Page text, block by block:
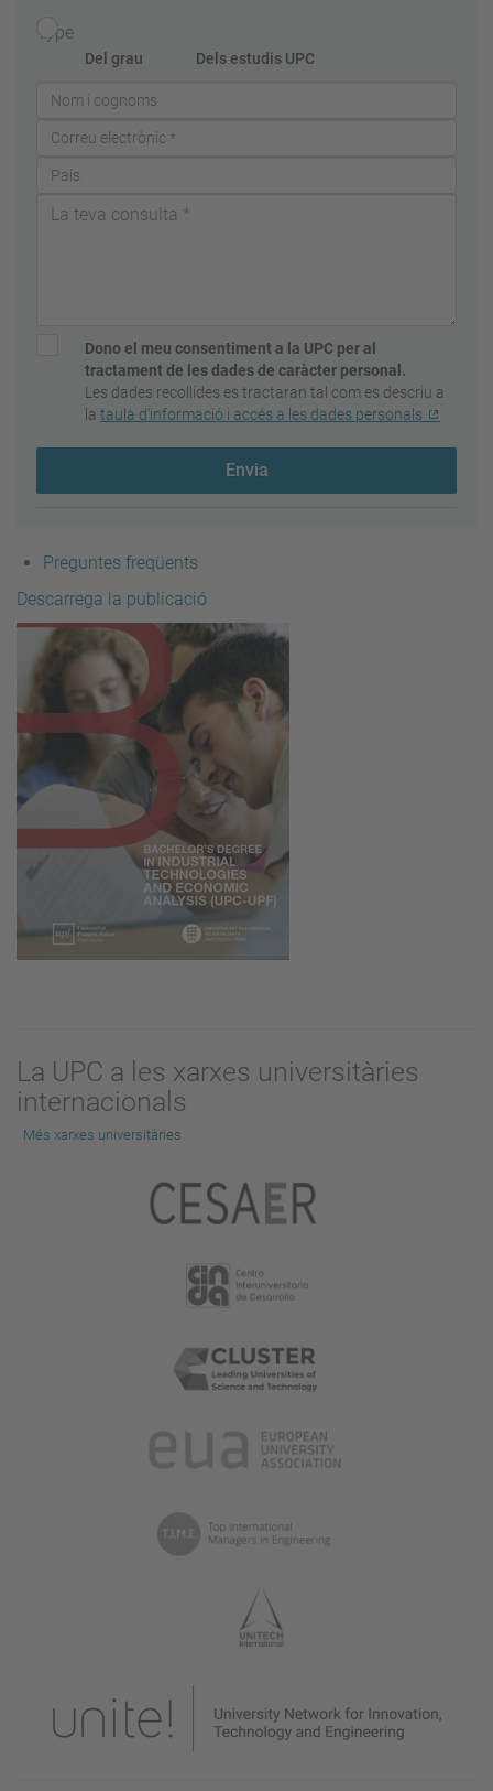
Type
Del grau Dels estudis UPC
Dono el meu consentiment a la UPC per al
tractament de les dades de caràcter personal.
Les dades recollides es tractaran tal com es descriu a
la taula d'informació i accés a les dades personals
Envia
Preguntes freqüents
Descarrega la publicació
La UPC a les xarxes universitàries
internacionals
Més xarxes universitàries